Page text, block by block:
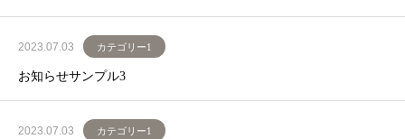
2023.07.03 カテゴリー1
お知らせサンプル3
2023.07.03 カテゴリー1